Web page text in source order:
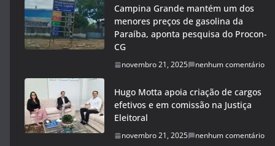
Campina Grande mantém um dos
menores preços de gasolina da
Paraíba, aponta pesquisa do Procon-
CG
novembro 21, 2025 nenhum comentário
Hugo Motta apoia criação de cargos
efetivos e em comissão na Justiça
Eleitoral
novembro 21, 2025 nenhum comentário